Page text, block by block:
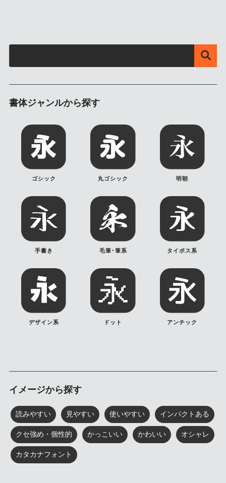
書体ジャンルから探す
ゴシック 丸ゴシック 明朝
手書き 毛筆･筆系 タイポス系
デザイン系 ドット アンチック
イメージから探す
読みやすい 見やすい 使いやすい インパクトある
クセ強め・個性的 かっこいい かわいい オシャレ
カタカナフォント